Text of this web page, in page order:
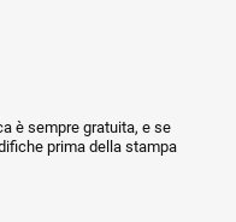
è sempre gratuita, e se
prima della stampa